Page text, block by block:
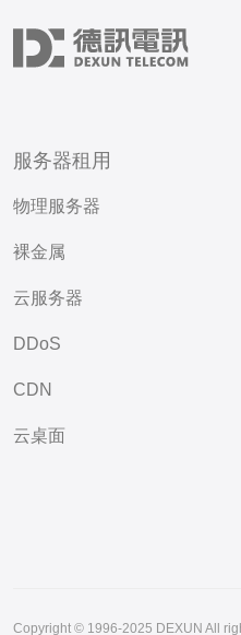
服务器租用
物理服务器
裸金属
云服务器
DDoS
CDN
云桌面
Copyright © 1996-2025 DEXUN All